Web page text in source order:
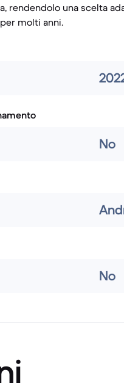
rendendolo una scelta
molti anni.
No
No